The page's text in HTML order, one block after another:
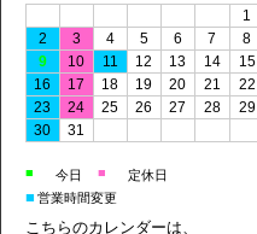
1
2
3 4 5 6 7
8
9
10 11 12 13 14
15
16
17 18 19 20 21
22
23
24 25 26 27 28
29
30
31
■ 今日 ■ 定休日
■ 営業時間変更
こちらのカレンダーは、